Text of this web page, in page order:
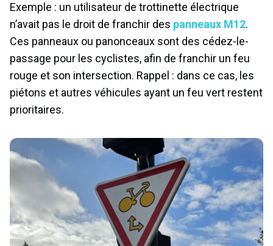
Exemple : un utilisateur de trottinette électrique
n’avait pas le droit de franchir des panneaux M12.
Ces panneaux ou panonceaux sont des cédez-le-
passage pour les cyclistes, afin de franchir un feu
rouge et son intersection. Rappel : dans ce cas, les
piétons et autres véhicules ayant un feu vert restent
prioritaires.